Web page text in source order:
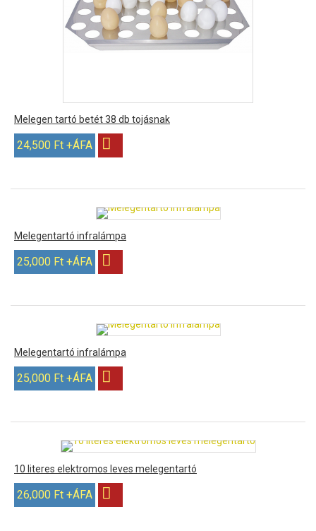
Melegen tartó betét 38 db tojásnak
24,500 Ft +ÁFA
Melegentartó infralámpa
25,000 Ft +ÁFA
Melegentartó infralámpa
25,000 Ft +ÁFA
10 literes elektromos leves melegentartó
26,000 Ft +ÁFA